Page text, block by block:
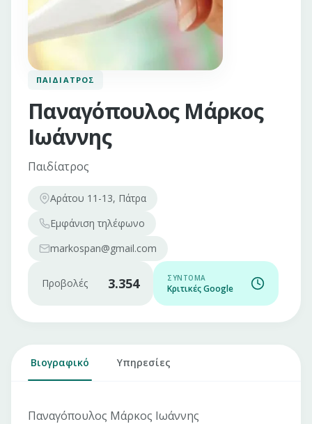
ΠΑΙΔΊΑΤΡΟΣ
Παναγόπουλος Μάρκος
Ιωάννης
Παιδίατρος
Αράτου 11-13, Πάτρα
Εμφάνιση τηλέφωνο
markospan@gmail.com
Προβολές 3.354 ΣΎΝΤΟΜΑ
Κριτικές Google
Βιογραφικό Υπηρεσίες
Παναγόπουλος Μάρκος Ιωάννης